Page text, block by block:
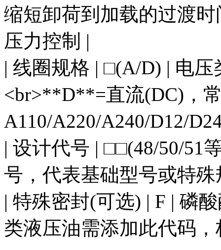
缩短卸荷到加载的过渡
压力控制 |
| 线圈规格 | □(A/D) | 电
<br>**D**=直流(DC)，
A110/A220/A240/D12/
| 设计代号 | □□(48/50/51
号，代表基础型号或特殊
| 特殊密封(可选) | F | 磷
类液压油需添加此代码